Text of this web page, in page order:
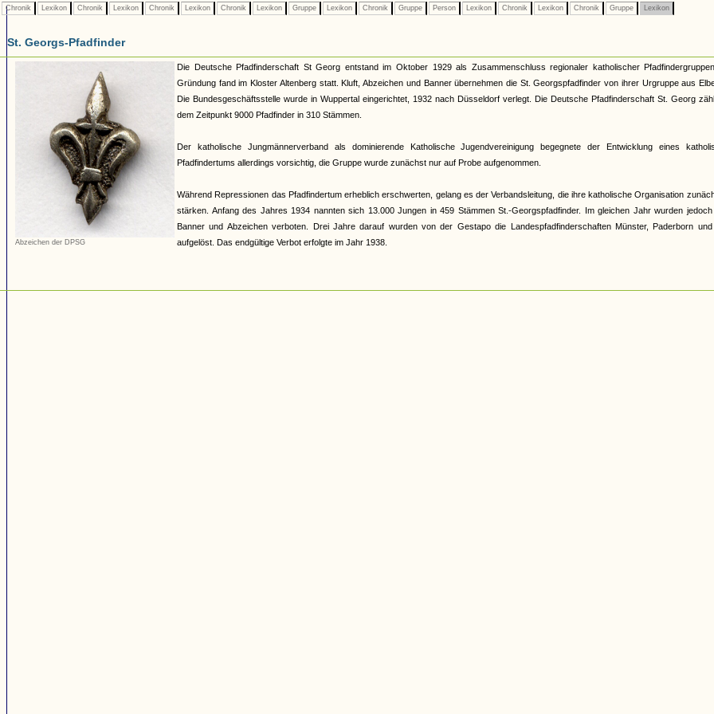
Chronik Lexikon Chronik Lexikon Chronik Lexikon Chronik Lexikon Gruppe Lexikon Chronik Gruppe Person Lexikon Chronik Lexikon Chronik Gruppe Lexikon
St. Georgs-Pfadfinder
Abzeichen der DPSG
Die Deutsche Pfadfinderschaft St Georg entstand im Oktober 1929 als Zusammenschluss regionaler katholischer
Gründung fand im Kloster Altenberg statt. Kluft, Abzeichen und Banner übernehmen die St. Georgspfadfinder von ihrer Urgruppe aus
Die Bundesgeschäftsstelle wurde in Wuppertal eingerichtet, 1932 nach Düsseldorf verlegt. Die Deutsche Pfadfinderschaft St. Georg
dem Zeitpunkt 9000 Pfadfinder in 310 Stämmen.
Der katholische Jungmännerverband als dominierende Katholische Jugendvereinigung begegnete der Entwicklung eines
Pfadfindertums allerdings vorsichtig, die Gruppe wurde zunächst nur auf Probe aufgenommen.
Während Repressionen das Pfadfindertum erheblich erschwerten, gelang es der Verbandsleitung, die ihre katholische Organisation
stärken. Anfang des Jahres 1934 nannten sich 13.000 Jungen in 459 Stämmen St.-Georgspfadfinder. Im gleichen Jahr wurden jedoch
Banner und Abzeichen verboten. Drei Jahre darauf wurden von der Gestapo die Landespfadfinderschaften Münster, Paderborn
aufgelöst. Das endgültige Verbot erfolgte im Jahr 1938.